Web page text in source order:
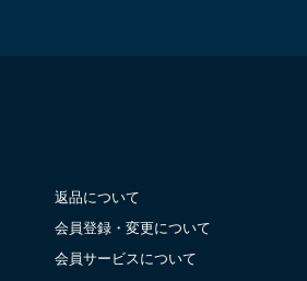
返品について
会員登録・変更について
会員サービスについて